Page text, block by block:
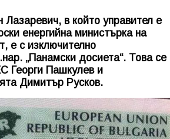
в който управител е
енергийна министърка на
е с изключително
„Панамски досиета“. Това се
Георги Пашкулев и
Димитър Русков.